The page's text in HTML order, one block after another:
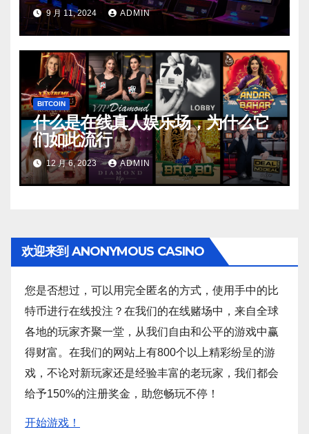
9 月 11, 2024 ADMIN
BITCOIN
什么是在线真人娱乐场，为什么它
们如此流行
12 月 6, 2023 ADMIN
欢迎来到 ANONYMOUS CASINO
您是否想过，可以用完全匿名的方式，使用手中的比
特币进行在线投注？在我们的在线赌场中，来自全球
各地的玩家齐聚一堂，从我们自由和公平的游戏中赢
得财富。在我们的网站上有800个以上精彩纷呈的游
戏，不论对新玩家还是经验丰富的老玩家，我们都会
给予150%的注册奖金，助您畅玩不停！
开始游戏！